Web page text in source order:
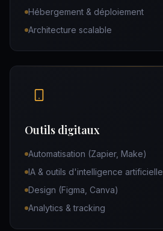
Hébergement & déploiement
Architecture scalable
Outils digitaux
Automatisation (Zapier, Make)
IA & outils d'intelligence artificielle
Design (Figma, Canva)
Analytics & tracking